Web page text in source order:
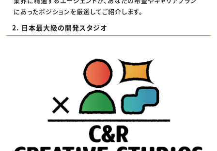
にあったポジションを厳選してご紹介します。
2. 日本最大級の開発スタジオ